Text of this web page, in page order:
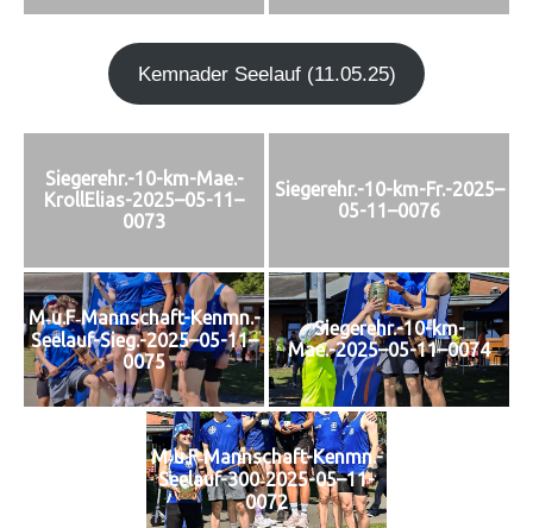
Kem­n­ader See­lauf (11.05.25)
Siegerehr.-10-km-Mae.-
KrollElias-2025–05-11–
0073
Siegerehr.-10-km-Fr.-2025–
05-11–0076
M‑u.F‑Mannschaft-Kenmn.-
Seelauf-Sieg.-2025–05-11–
0075
Siegerehr.-10-km-
Mae.-2025–05-11–0074
M‑u.F‑Mannschaft-Kenmn.-
Seelauf-300‑2025-05–11-
0072